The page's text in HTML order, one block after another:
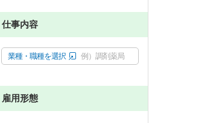
仕事内容
業種・職種を選択 例）調剤薬局
雇用形態